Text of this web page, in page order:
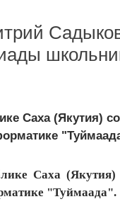
Саха
Саха
"Туймаада".